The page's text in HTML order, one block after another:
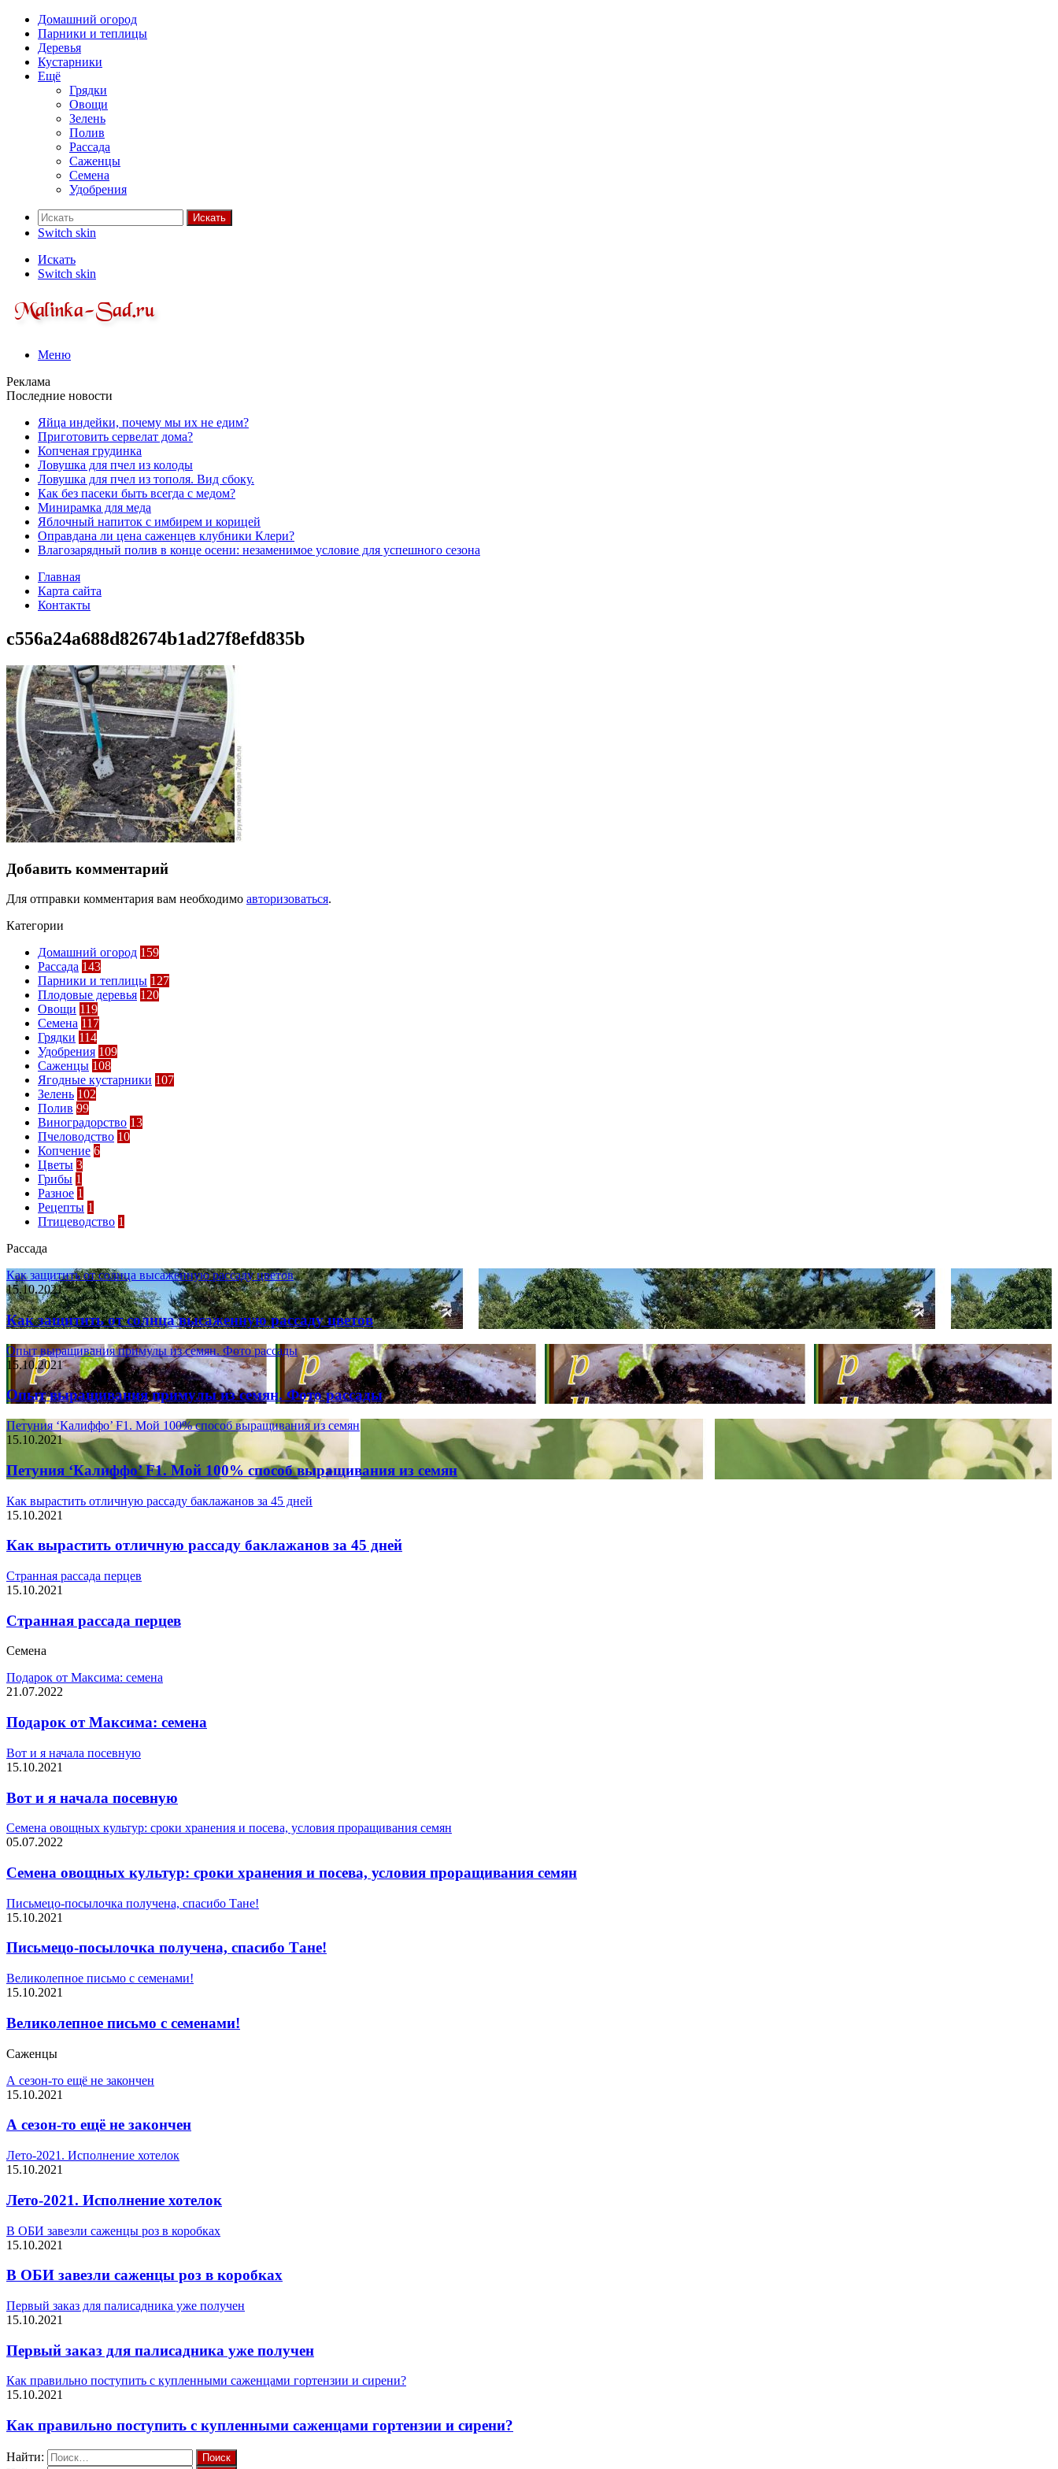
Домашний огород
Парники и теплицы
Деревья
Кустарники
Ещё
Грядки
Овощи
Зелень
Полив
Рассада
Саженцы
Семена
Удобрения
Искать
Switch skin
Искать
Switch skin
Меню
Реклама
Последние новости
Яйца индейки, почему мы их не едим?
Приготовить сервелат⁠⁠ дома?
Копченая грудинка
Ловушка для пчел из колоды
Ловушка для пчел из тополя. Вид сбоку.
Как без пасеки быть всегда с медом?
Минирамка для меда
Яблочный напиток с имбирем и корицей
Оправдана ли цена саженцев клубники Клери?
Влагозарядный полив в конце осени: незаменимое условие для успешного сезона
Главная
Карта сайта
Контакты
c556a24a688d82674b1ad27f8efd835b
Добавить комментарий
Для отправки комментария вам необходимо авторизоваться.
Категории
Домашний огород 159
Рассада 143
Парники и теплицы 127
Плодовые деревья 120
Овощи 119
Семена 117
Грядки 114
Удобрения 109
Саженцы 108
Ягодные кустарники 107
Зелень 102
Полив 99
Виноградорство 13
Пчеловодство 10
Копчение 6
Цветы 3
Грибы 1
Разное 1
Рецепты 1
Птицеводство 1
Рассада
Как защитить от солнца высаженную рассаду цветов
15.10.2021
Как защитить от солнца высаженную рассаду цветов
Опыт выращивания примулы из семян. Фото рассады
15.10.2021
Опыт выращивания примулы из семян. Фото рассады
Петуния ‘Калиффо’ F1. Мой 100% способ выращивания из семян
15.10.2021
Петуния ‘Калиффо’ F1. Мой 100% способ выращивания из семян
Как вырастить отличную рассаду баклажанов за 45 дней
15.10.2021
Как вырастить отличную рассаду баклажанов за 45 дней
Странная рассада перцев
15.10.2021
Странная рассада перцев
Семена
Подарок от Максима: семена
21.07.2022
Подарок от Максима: семена
Вот и я начала посевную
15.10.2021
Вот и я начала посевную
Семена овощных культур: сроки хранения и посева, условия проращивания семян
05.07.2022
Семена овощных культур: сроки хранения и посева, условия проращивания семян
Письмецо-посылочка получена, спасибо Тане!
15.10.2021
Письмецо-посылочка получена, спасибо Тане!
Великолепное письмо с семенами!
15.10.2021
Великолепное письмо с семенами!
Саженцы
А сезон-то ещё не закончен
15.10.2021
А сезон-то ещё не закончен
Лето-2021. Исполнение хотелок
15.10.2021
Лето-2021. Исполнение хотелок
В ОБИ завезли саженцы роз в коробках
15.10.2021
В ОБИ завезли саженцы роз в коробках
Первый заказ для палисадника уже получен
15.10.2021
Первый заказ для палисадника уже получен
Как правильно поступить с купленными саженцами гортензии и сирени?
15.10.2021
Как правильно поступить с купленными саженцами гортензии и сирени?
Найти: